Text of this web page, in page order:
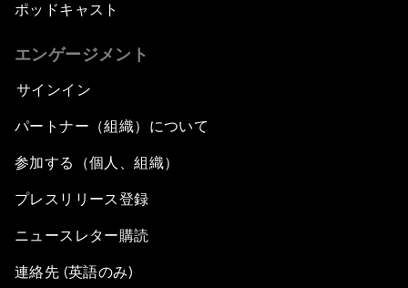
ポッドキャスト
エンゲージメント
サインイン
パートナー（組織）について
参加する（個人、組織）
プレスリリース登録
ニュースレター購読
連絡先 (英語のみ)